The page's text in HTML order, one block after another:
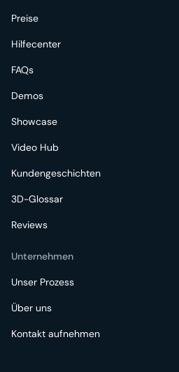
Preise
Hilfecenter
FAQs
Demos
Showcase
Video Hub
Kundengeschichten
3D-Glossar
Reviews
Unternehmen
Unser Prozess
Über uns
Kontakt aufnehmen